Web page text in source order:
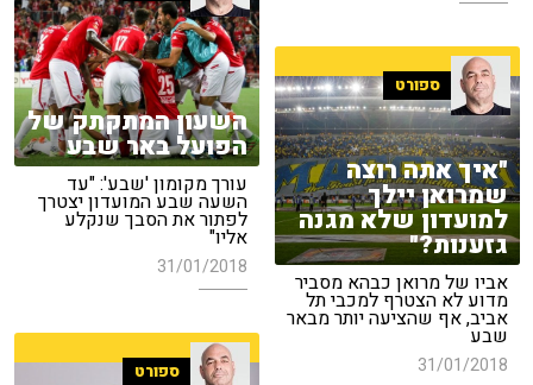
השעון המתקתק של
הפועל באר שבע
עורך מקומון 'שבע': "עד
השעה שבע המועדון יצטרך
לפתור את הסבך שנקלע
אליו"
31/01/2018
ספורט
"איך אתה רוצה
שמרואן יילך
למועדון שלא מגנה
גזענות?"
אביו של מרואן כבהא מסביר
מדוע לא הצטרף למכבי תל
אביב, אף שהציעה יותר מבאר
שבע
31/01/2018 ספורט